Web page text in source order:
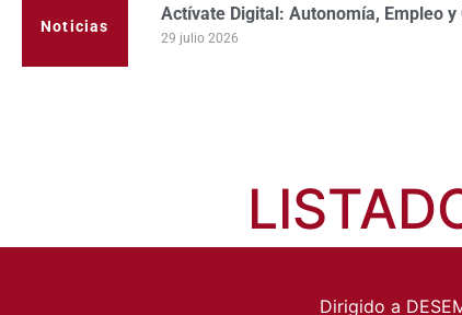
La Cámara de Comercio de Cáceres
programa Apoyo al Tutor en la